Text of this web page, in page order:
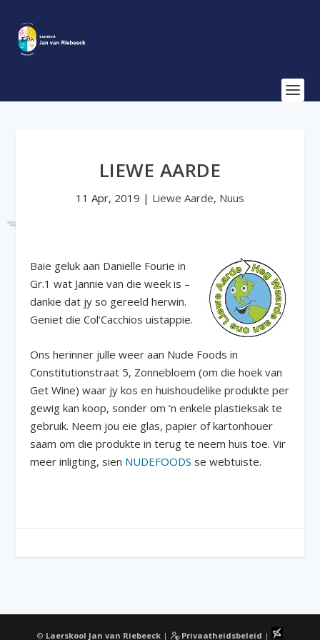
LIEWE AARDE
11 Apr, 2019 | Liewe Aarde, Nuus
Baie geluk aan Danielle Fourie in
Gr.1 wat Jannie van die week is –
dankie dat jy so gereeld herwin.
Geniet die Col’Cacchios uistappie.
Ons herinner julle weer aan Nude Foods in
Constitutionstraat 5, Zonnebloem (om die hoek van
Get Wine) waar jy kos en huishoudelike produkte per
gewig kan koop, sonder om ‘n enkele plastieksak te
gebruik. Neem jou eie glas, papier of kartonhouer
saam om die produkte in terug te neem huis toe. Vir
meer inligting, sien NUDEFOODS se webtuiste.
© Laerskool Jan van Riebeeck| Privaatheidsbeleid |